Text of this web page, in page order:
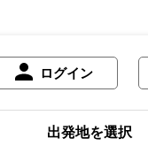
ログイン
出発地を選択